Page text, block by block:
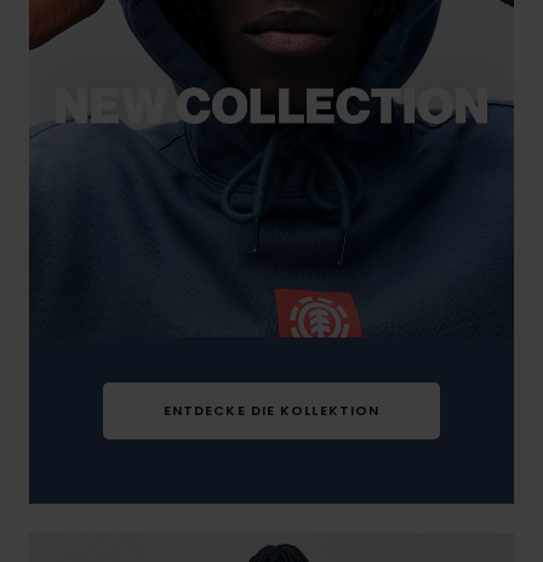
ENTDECKE DIE KOLLEKTION